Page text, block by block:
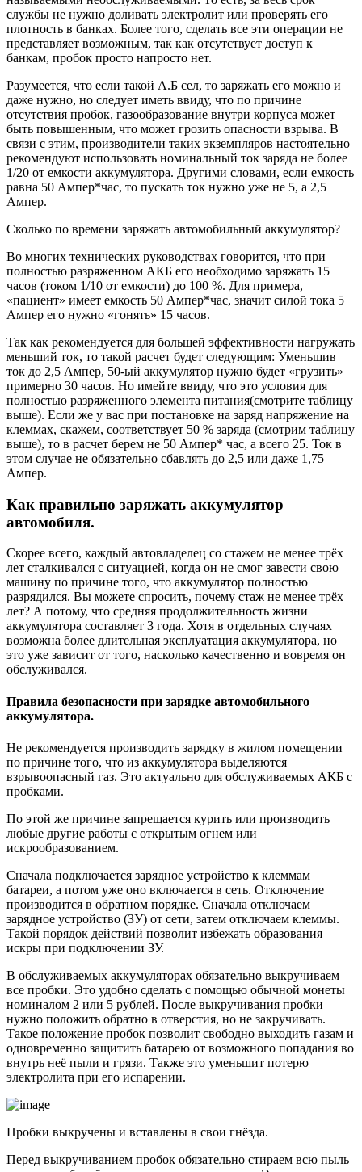
службы не нужно доливать электролит или проверять его
плотность в банках. Более того, сделать все эти операции не
представляет возможным, так как отсутствует доступ к
банкам, пробок просто напросто нет.
Разумеется, что если такой А.Б сел, то заряжать его можно и
даже нужно, но следует иметь ввиду, что по причине
отсутствия пробок, газообразование внутри корпуса может
быть повышенным, что может грозить опасности взрыва. В
связи с этим, производители таких экземпляров настоятельно
рекомендуют использовать номинальный ток заряда не более
1/20 от емкости аккумулятора. Другими словами, если емкость
равна 50 Ампер*час, то пускать ток нужно уже не 5, а 2,5
Ампер.
Сколько по времени заряжать автомобильный аккумулятор?
Во многих технических руководствах говорится, что при
полностью разряженном АКБ его необходимо заряжать 15
часов (током 1/10 от емкости) до 100 %. Для примера,
«пациент» имеет емкость 50 Ампер*час, значит силой тока 5
Ампер его нужно «гонять» 15 часов.
Так как рекомендуется для большей эффективности нагружать
меньший ток, то такой расчет будет следующим: Уменьшив
ток до 2,5 Ампер, 50-ый аккумулятор нужно будет «грузить»
примерно 30 часов. Но имейте ввиду, что это условия для
полностью разряженного элемента питания(смотрите таблицу
выше). Если же у вас при постановке на заряд напряжение на
клеммах, скажем, соответствует 50 % заряда (смотрим таблицу
выше), то в расчет берем не 50 Ампер* час, а всего 25. Ток в
этом случае не обязательно сбавлять до 2,5 или даже 1,75
Ампер.
Как правильно заряжать аккумулятор
автомобиля.
Скорее всего, каждый автовладелец со стажем не менее трёх
лет сталкивался с ситуацией, когда он не смог завести свою
машину по причине того, что аккумулятор полностью
разрядился. Вы можете спросить, почему стаж не менее трёх
лет? А потому, что средняя продолжительность жизни
аккумулятора составляет 3 года. Хотя в отдельных случаях
возможна более длительная эксплуатация аккумулятора, но
это уже зависит от того, насколько качественно и вовремя он
обслуживался.
Правила безопасности при зарядке автомобильного
аккумулятора.
Не рекомендуется производить зарядку в жилом помещении
по причине того, что из аккумулятора выделяются
взрывоопасный газ. Это актуально для обслуживаемых АКБ с
пробками.
По этой же причине запрещается курить или производить
любые другие работы с открытым огнем или
искрообразованием.
Сначала подключается зарядное устройство к клеммам
батареи, а потом уже оно включается в сеть. Отключение
производится в обратном порядке. Сначала отключаем
зарядное устройство (ЗУ) от сети, затем отключаем клеммы.
Такой порядок действий позволит избежать образования
искры при подключении ЗУ.
В обслуживаемых аккумуляторах обязательно выкручиваем
все пробки. Это удобно сделать с помощью обычной монеты
номиналом 2 или 5 рублей. После выкручивания пробки
нужно положить обратно в отверстия, но не закручивать.
Такое положение пробок позволит свободно выходить газам и
одновременно защитить батарею от возможного попадания во
внутрь неё пыли и грязи. Также это уменьшит потерю
электролита при его испарении.
Пробки выкручены и вставлены в свои гнёзда.
Перед выкручиванием пробок обязательно стираем всю пыль